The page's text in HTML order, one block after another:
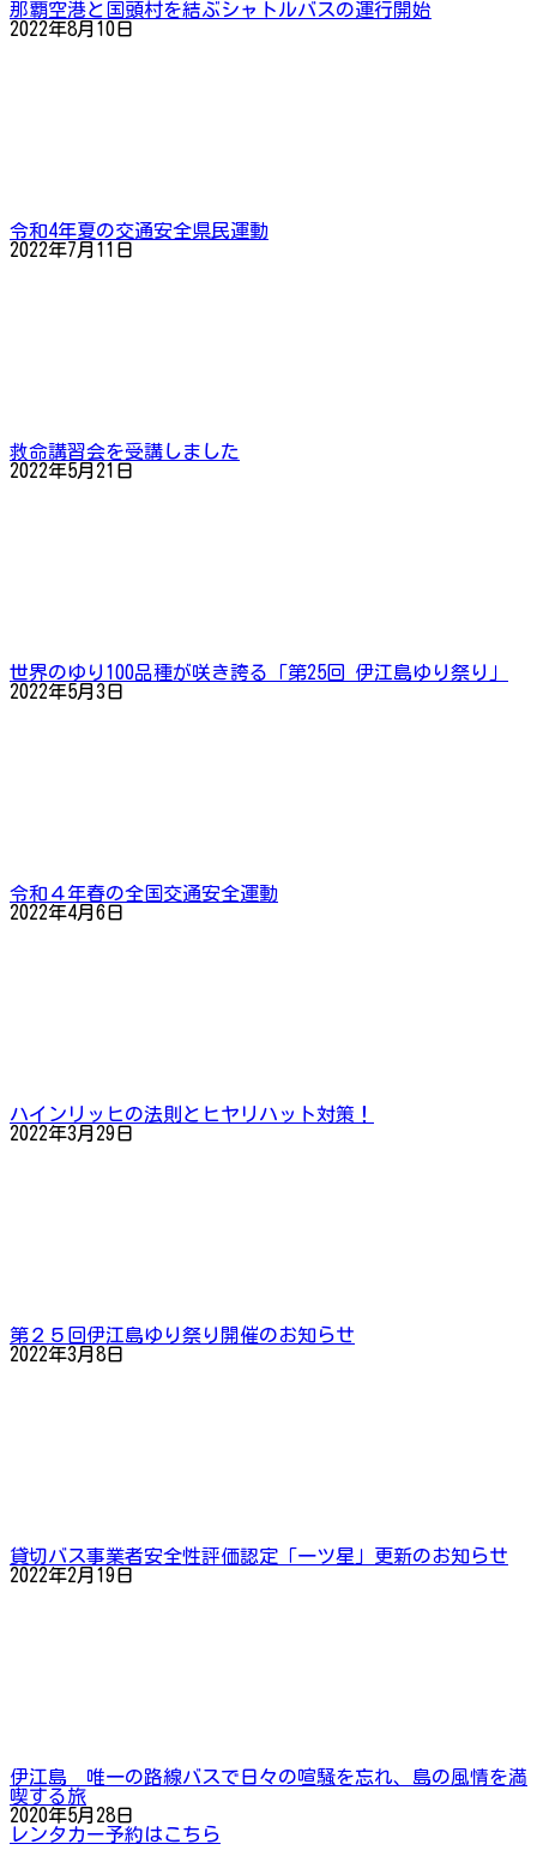
那覇空港と国頭村を結ぶシャトルバスの運行開始
2022年8月10日
令和4年夏の交通安全県民運動
2022年7月11日
救命講習会を受講しました
2022年5月21日
世界のゆり100品種が咲き誇る「第25回 伊江島ゆり祭り」
2022年5月3日
令和４年春の全国交通安全運動
2022年4月6日
ハインリッヒの法則とヒヤリハット対策！
2022年3月29日
第２５回伊江島ゆり祭り開催のお知らせ
2022年3月8日
貸切バス事業者安全性評価認定「一ツ星」更新のお知らせ
2022年2月19日
伊江島 唯一の路線バスで日々の喧騒を忘れ、島の風情を満
喫する旅
2020年5月28日
レンタカー予約はこちら